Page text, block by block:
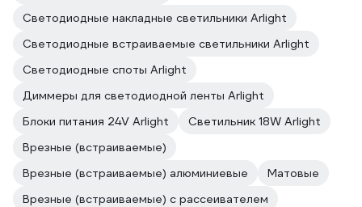
Светодиодные накладные светильники Arlight
Светодиодные встраиваемые светильники Arlight
Светодиодные споты Arlight
Диммеры для светодиодной ленты Arlight
Блоки питания 24V Arlight
Светильник 18W Arlight
Врезные (встраиваемые)
Врезные (встраиваемые) алюминиевые
Матовые
Врезные (встраиваемые) с рассеивателем